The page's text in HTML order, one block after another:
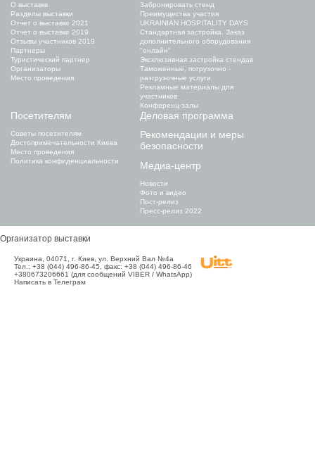
О выставке
Разделы выставки
Отчет о выставке 2021
Отчет о выставке 2019
Отзывы участников 2019
Партнеры
Туристический партнер
Организаторы
Место проведения
Забронировать стенд
Преимущества участия
UKRAINIAN HOSPITALITY DAYS
Стандартная застройка. Заказ
дополнительного оборудования
"онлайн"
Эксклюзивная застройка стендов
Таможенные, погрузочно -
разгрузочные услуги
Рекламные материалы для
участников
Конференц-залы
Посетителям
Советы посетителям
Достопримечательности Киева
Место проведения
Политика конфиденциальности
Деловая программа
Рекомендации и меры
безопасности
Медиа-центр
Новости
Фото и видео
Пост-релиз
Пресс-релиз 2022
Организатор выставки
Украина, 04071, г. Киев, ул. Верхний Вал №4а
Тел.: +38 (044) 496-86-45, факс: +38 (044) 496-86-46
+380673206661 (для сообщений VIBER / WhatsApp)
Написать в Телеграм